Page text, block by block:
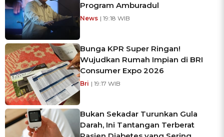
Program Amburadul
News | 19:18 WIB
Bunga KPR Super Ringan!
Wujudkan Rumah Impian di BRI
Consumer Expo 2026
Bri | 19:17 WIB
Bukan Sekadar Turunkan Gula
Darah, Ini Tantangan Terberat